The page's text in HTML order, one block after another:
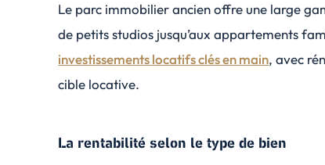
Le parc immobilier ancien offre une large
de petits studios jusqu’aux appartements
investissements locatifs clés en main, avec
cible locative.
La rentabilité selon le type de bien